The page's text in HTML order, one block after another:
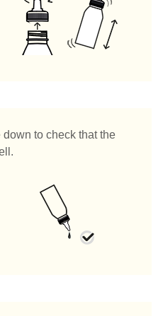
to check that the